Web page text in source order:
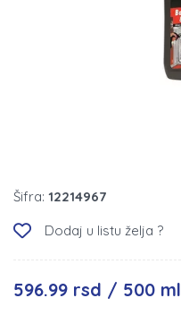
Šifra: 12214967
Dodaj u listu želja ?
596.99 rsd / 500 ml